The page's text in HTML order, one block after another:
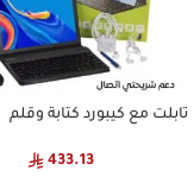
تابلت مع كيبورد كتابة وقلم
433.13